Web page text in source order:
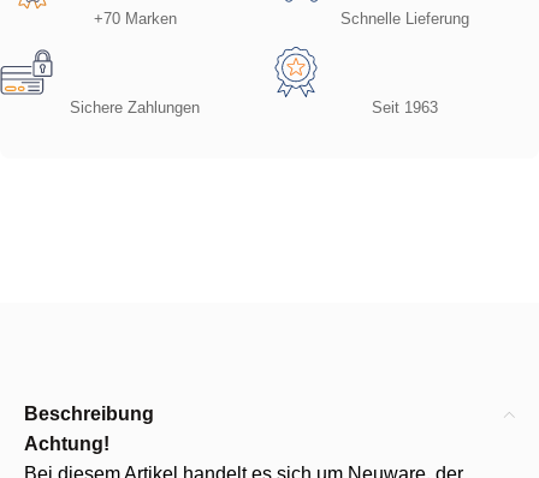
+70 Marken Schnelle Lieferung
Sichere Zahlungen Seit 1963
Beschreibung
Achtung!
Bei diesem Artikel handelt es sich um Neuware, der